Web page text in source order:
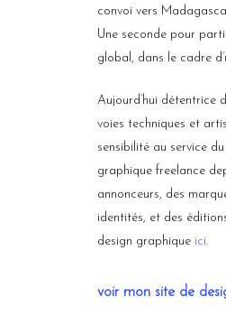
convoi vers
Une seconde pour
global, dans le cadre
Aujourd’hui détentrice
voies techniques et
sensibilité au service
graphique freelance
annonceurs, des
identités, et des
design graphique ici.
voir mon site de